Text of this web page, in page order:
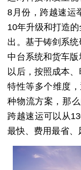
8月份，跨越速运
10年升级和打造
出。基于铸剑系
中台系统和货车
以后，按照成本
特性等多个维度
种物流方案，那
跨越速运可以从
最快、费用最省、